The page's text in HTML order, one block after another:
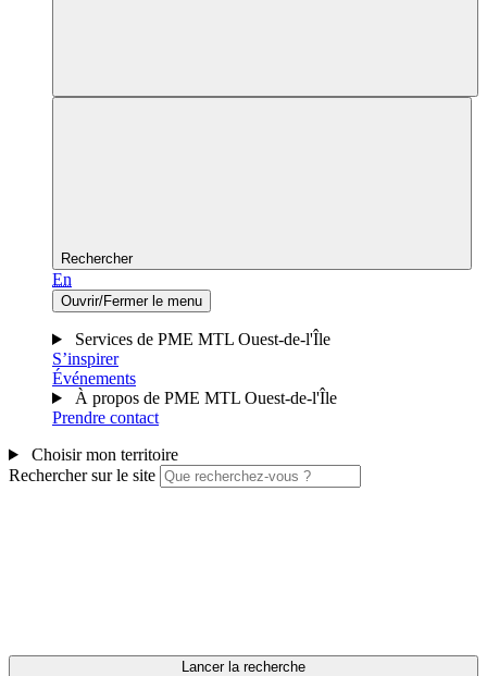
Rechercher
En
Ouvrir/Fermer le menu
Services de PME MTL Ouest-de-l'Île
S’inspirer
Événements
À propos de PME MTL Ouest-de-l'Île
Prendre contact
Choisir mon territoire
Rechercher sur le site
Lancer la recherche